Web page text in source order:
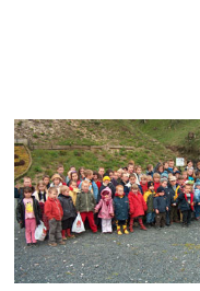
Projets et travaux en
Fêtes et manifestations
Numéros d'urgence
Terrains et maisons à